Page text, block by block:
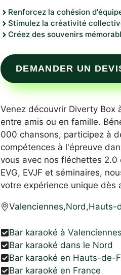
Renforcez la cohésion
Stimulez la créativité
Créez des souvenirs
DEMANDER UN
Venez découvrir Diverty Box
entre amis ou en famille.
000 chansons, participez à
compétences à l'épreuve
vous avec nos fléchettes 2.0
EVG, EVJF et séminaires,
votre expérience unique dès
Valenciennes,Nord,Hauts-
Bar karaoké à Valenciennes
Bar karaoké dans le Nord
Bar karaoké en Hauts-de-
Bar karaoké en France